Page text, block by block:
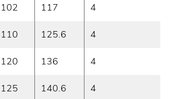
102 117 4
110 125.6 4
120 136 4
125 140.6 4